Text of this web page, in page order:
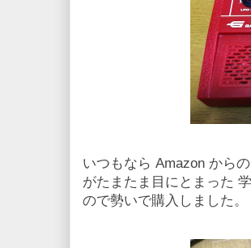
いつもなら Amazon から
がたまたま目にとまった
ので勢いで購入しました。